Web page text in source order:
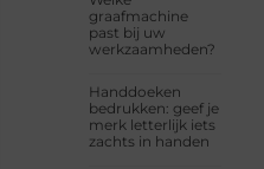
graafmachine
past bij uw
werkzaamheden?
Handdoeken
bedrukken: geef je
merk letterlijk iets
zachts in handen